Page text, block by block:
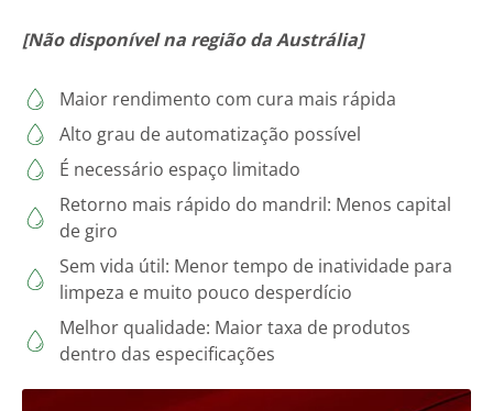
[Não disponível na região da Austrália]
Maior rendimento com cura mais rápida
Alto grau de automatização possível
É necessário espaço limitado
Retorno mais rápido do mandril: Menos capital
de giro
Sem vida útil: Menor tempo de inatividade para
limpeza e muito pouco desperdício
Melhor qualidade: Maior taxa de produtos
dentro das especificações